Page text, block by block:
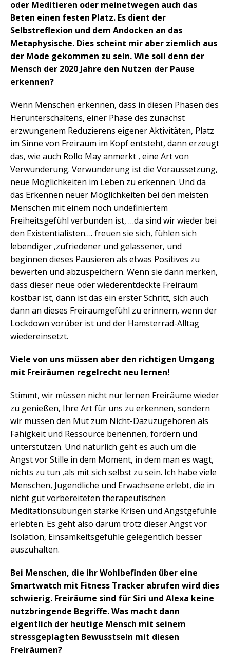
oder Meditieren oder meinetwegen auch das
Beten einen festen Platz. Es dient der
Selbstreflexion und dem Andocken an das
Metaphysische. Dies scheint mir aber ziemlich aus
der Mode gekommen zu sein. Wie soll denn der
Mensch der 2020 Jahre den Nutzen der Pause
erkennen?
Wenn Menschen erkennen, dass in diesen Phasen des
Herunterschaltens, einer Phase des zunächst
erzwungenem Reduzierens eigener Aktivitäten, Platz
im Sinne von Freiraum im Kopf entsteht, dann erzeugt
das, wie auch Rollo May anmerkt , eine Art von
Verwunderung. Verwunderung ist die Voraussetzung,
neue Möglichkeiten im Leben zu erkennen. Und da
das Erkennen neuer Möglichkeiten bei den meisten
Menschen mit einem noch undefiniertem
Freiheitsgefühl verbunden ist, …da sind wir wieder bei
den Existentialisten…. freuen sie sich, fühlen sich
lebendiger ,zufriedener und gelassener, und
beginnen dieses Pausieren als etwas Positives zu
bewerten und abzuspeichern. Wenn sie dann merken,
dass dieser neue oder wiederentdeckte Freiraum
kostbar ist, dann ist das ein erster Schritt, sich auch
dann an dieses Freiraumgefühl zu erinnern, wenn der
Lockdown vorüber ist und der Hamsterrad-Alltag
wiedereinsetzt.
Viele von uns müssen aber den richtigen Umgang
mit Freiräumen regelrecht neu lernen!
Stimmt, wir müssen nicht nur lernen Freiräume wieder
zu genießen, Ihre Art für uns zu erkennen, sondern
wir müssen den Mut zum Nicht-Dazuzugehören als
Fähigkeit und Ressource benennen, fördern und
unterstützen. Und natürlich geht es auch um die
Angst vor Stille in dem Moment, in dem man es wagt,
nichts zu tun ,als mit sich selbst zu sein. Ich habe viele
Menschen, Jugendliche und Erwachsene erlebt, die in
nicht gut vorbereiteten therapeutischen
Meditationsübungen starke Krisen und Angstgefühle
erlebten. Es geht also darum trotz dieser Angst vor
Isolation, Einsamkeitsgefühle gelegentlich besser
auszuhalten.
Bei Menschen, die ihr Wohlbefinden über eine
Smartwatch mit Fitness Tracker abrufen wird dies
schwierig. Freiräume sind für Siri und Alexa keine
nutzbringende Begriffe. Was macht dann
eigentlich der heutige Mensch mit seinem
stressgeplagten Bewusstsein mit diesen
Freiräumen?